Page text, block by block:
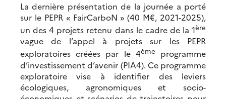
La dernière présentation de la journée a porté
sur le PEPR « FairCarboN » (40 M€, 2021-2025),
un des 4 projets retenu dans le cadre de la 1ère
vague de l’appel à projets sur les PEPR
exploratoires créées par le 4ème
programme
d’investissement d’avenir (PIA4). Ce programme
exploratoire vise à identifier des leviers
écologiques, agronomiques et socio-